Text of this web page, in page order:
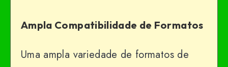
Ampla Compatibilidade de Formatos
Uma ampla variedade de formatos de